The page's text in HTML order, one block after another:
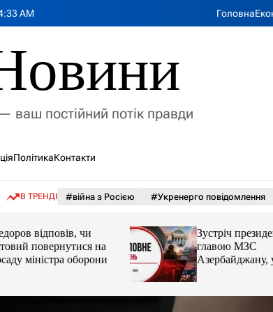
:35 AM Головна
ваш постійний потік правди
ПолітикаКонтакти
В ТРЕНДІ #війна з Росією #Укренерго повідомлення
відповів, чи
повернутися на
міністра оборони
Зустріч
главою МЗС
Азербайджану,
Україні. Головне за
серпня 2026